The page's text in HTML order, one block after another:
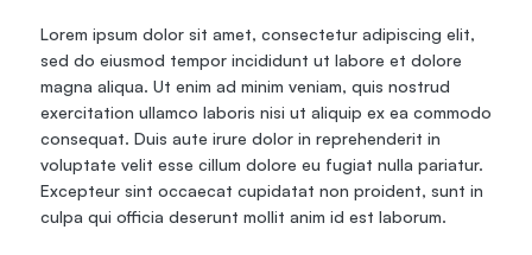
Lorem ipsum dolor sit amet, consectetur adipiscing elit,
sed do eiusmod tempor incididunt ut labore et dolore
magna aliqua. Ut enim ad minim veniam, quis nostrud
exercitation ullamco laboris nisi ut aliquip ex ea commodo
consequat. Duis aute irure dolor in reprehenderit in
voluptate velit esse cillum dolore eu fugiat nulla pariatur.
Excepteur sint occaecat cupidatat non proident, sunt in
culpa qui officia deserunt mollit anim id est laborum.